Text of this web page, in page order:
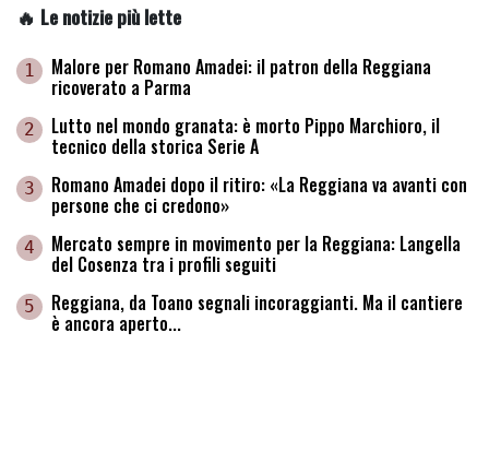
🔥 Le notizie più lette
1 Malore per Romano Amadei: il patron della Reggiana
ricoverato a Parma
2 Lutto nel mondo granata: è morto Pippo Marchioro, il
tecnico della storica Serie A
3 Romano Amadei dopo il ritiro: «La Reggiana va avanti con
persone che ci credono»
4 Mercato sempre in movimento per la Reggiana: Langella
del Cosenza tra i profili seguiti
5 Reggiana, da Toano segnali incoraggianti. Ma il cantiere
è ancora aperto...